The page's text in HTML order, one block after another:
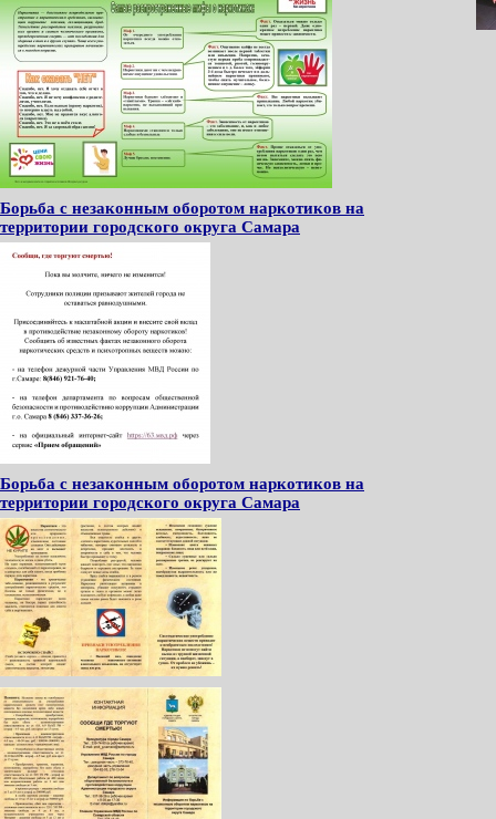
Борьба с незаконным оборотом наркотиков на
территории городского округа Самара
Борьба с незаконным оборотом наркотиков на
территории городского округа Самара